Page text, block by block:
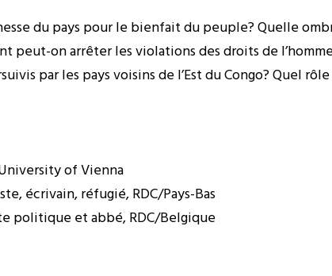
du pays pour le bienfait du peuple? Quelle
peut-on arrêter les violations des droits de
par les pays voisins de l’Est du Congo? Quel
of Vienna
écrivain, réfugié, RDC/Pays-Bas
politique et abbé, RDC/Belgique